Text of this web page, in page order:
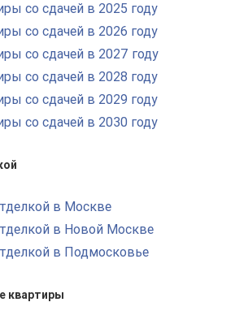
со сдачей в 2025 году
со сдачей в 2026 году
со сдачей в 2027 году
со сдачей в 2028 году
со сдачей в 2029 году
со сдачей в 2030 году
в Москве
в Новой Москве
в Подмосковье
квартиры